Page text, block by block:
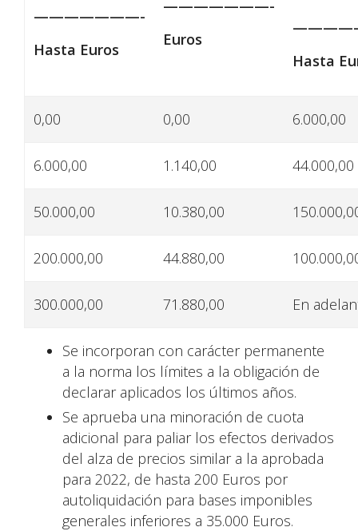
———————-
Hasta Euros
———————-
Euros
Hasta
0,00 0,00 6.000,00
6.000,00 1.140,00 44.000,00
50.000,00 10.380,00
200.000,00 44.880,00
300.000,00 71.880,00 En
Se incorporan con carácter permanente
a la norma los límites a la obligación de
declarar aplicados los últimos años.
Se aprueba una minoración de cuota
adicional para paliar los efectos derivados
del alza de precios similar a la aprobada
para 2022, de hasta 200 Euros por
autoliquidación para bases imponibles
generales inferiores a 35.000 Euros.